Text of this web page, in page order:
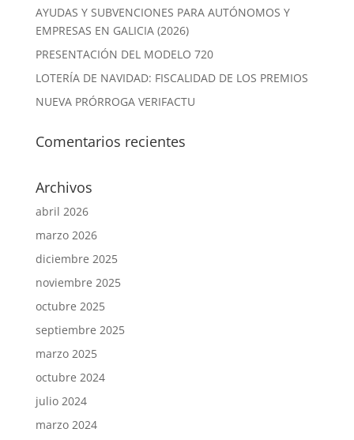
AYUDAS Y SUBVENCIONES PARA AUTÓNOMOS Y
EMPRESAS EN GALICIA (2026)
PRESENTACIÓN DEL MODELO 720
LOTERÍA DE NAVIDAD: FISCALIDAD DE LOS PREMIOS
NUEVA PRÓRROGA VERIFACTU
Comentarios recientes
Archivos
abril 2026
marzo 2026
diciembre 2025
noviembre 2025
octubre 2025
septiembre 2025
marzo 2025
octubre 2024
julio 2024
marzo 2024